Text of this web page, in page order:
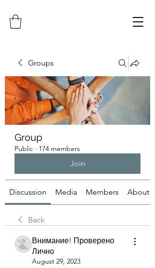
Groups
Group
Public · 174 members
Join
Discussion Media Members About
Back
Внимание! Проверено
Лично
August 29, 2023